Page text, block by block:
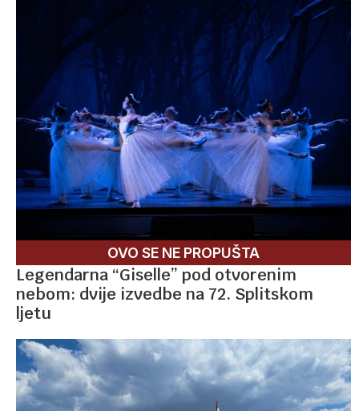
OVO SE NE PROPUŠTA
Legendarna “Giselle” pod otvorenim
nebom: dvije izvedbe na 72. Splitskom
ljetu